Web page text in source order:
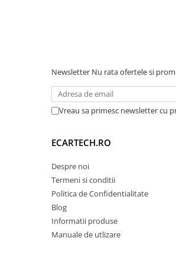
Pick-Up
Amplificatoare auto
Retelistica & UPS
Periferice si accesorii IT
Produse Resigilate
Newsletter Nu rata ofertele si
Vreau sa primesc newsletter cu
ECARTECH.RO
Despre noi
Termeni si conditii
Politica de Confidentialitate
Blog
Informatii produse
Manuale de utlizare